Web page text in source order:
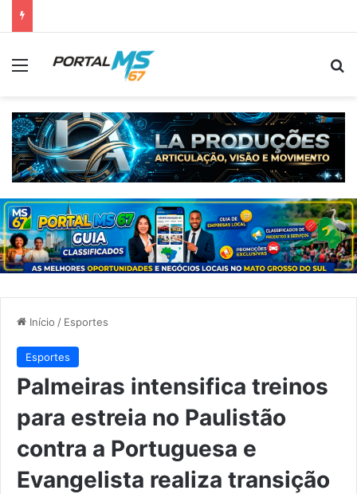
Menu
Início / Esportes
Esportes
Palmeiras intensifica treinos
para estreia no Paulistão
contra a Portuguesa e
Evangelista realiza transição